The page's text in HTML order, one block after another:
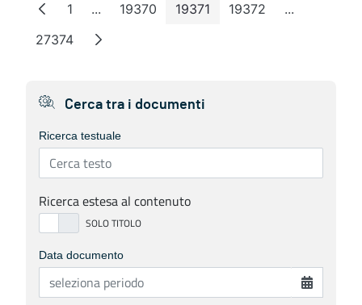
Page
1 ...Intermediate Pages
Page
19370 Page
19371 Page
19372 ...
Page
27374
Cerca tra i documenti
Ricerca testuale
Ricerca estesa al contenuto
Data documento